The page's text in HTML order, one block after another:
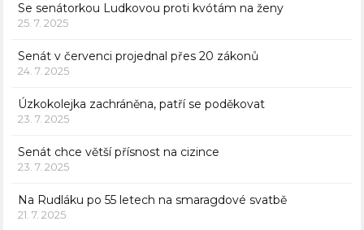
Se senátorkou Ludkovou proti kvótám na ženy
25. 7. 2025
Senát v červenci projednal přes 20 zákonů
24. 7. 2025
Úzkokolejka zachráněna, patří se poděkovat
23. 7. 2025
Senát chce větší přísnost na cizince
23. 7. 2025
Na Rudláku po 55 letech na smaragdové svatbě
21. 7. 2025